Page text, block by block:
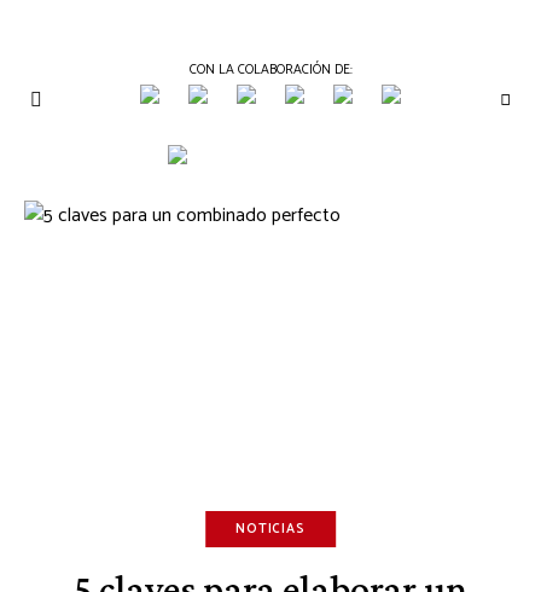
CON LA COLABORACIÓN DE:
GOURMET
JOURNAL
Periódico
Gastronomía
NOTICIAS